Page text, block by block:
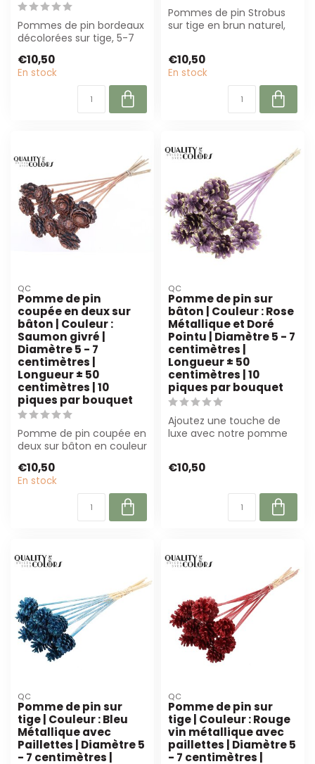
Pommes de pin bordeaux
décolorées sur tige, 5-7
de long. P...
€10,50
En stock
Pommes de pin Strobus
sur tige en brun naturel,
€10,50
En stock
QC
Pomme de pin
coupée en deux sur
bâton | Couleur :
Saumon givré |
Diamètre 5 - 7
centimètres |
Longueur ± 50
centimètres | 10
piques par bouquet
Pomme de pin coupée en
deux sur bâton en couleur
±50 cm ...
€10,50
En stock
QC
Pomme de pin sur
bâton | Couleur : Rose
Métallique et Doré
Pointu | Diamètre 5 - 7
centimètres |
Longueur ± 50
centimètres | 10
piques par bouquet
Ajoutez une touche de
luxe avec notre pomme
€10,50
QC
Pomme de pin sur
tige | Couleur : Bleu
Métallique avec
Paillettes | Diamètre 5
- 7 centimètres |
QC
Pomme de pin sur
tige | Couleur : Rouge
vin métallique avec
paillettes | Diamètre 5
- 7 centimètres |